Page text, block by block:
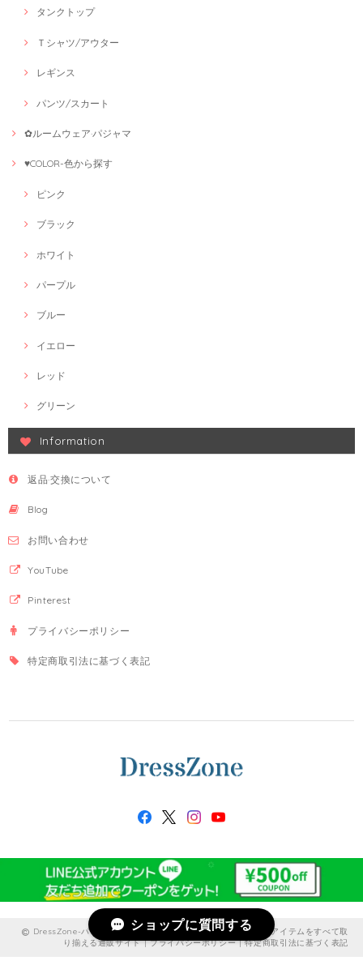
タンクトップ
Ｔシャツ/アウター
レギンス
パンツ/スカート
✿ルームウェア·パジャマ
♥COLOR-色から探す
ピンク
ブラック
ホワイト
パープル
ブルー
イエロー
レッド
グリーン
Information
返品·交換について
Blog
お問い合わせ
YouTube
Pinterest
プライバシーポリシー
特定商取引法に基づく表記
DressZone-パーティードレス、プライベート、出勤服などのアイテムをすべて取
り揃える通販サイト |プライバシーポリシー|特定商取引法に基づく表記
ショップに質問する